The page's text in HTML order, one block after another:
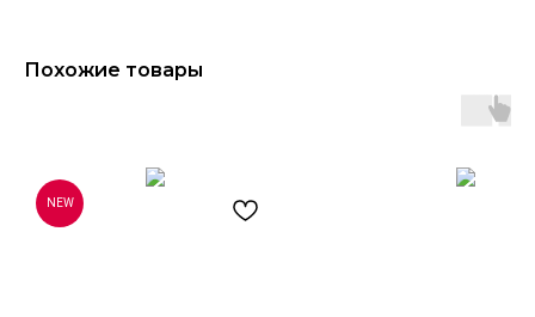
Похожие товары
NEW